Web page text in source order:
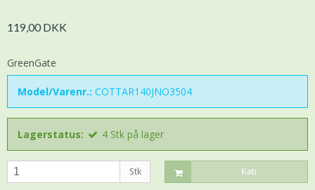
119,00 DKK
GreenGate
Model/Varenr.: COTTAR140JNO3504
Lagerstatus: 4 Stk på lager
Stk Køb